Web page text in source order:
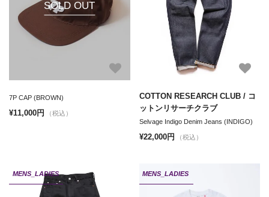
SOLD OUT
7P CAP (BROWN)
¥11,000円 （税込）
COTTON RESEARCH CLUB / コ
ットンリサーチクラブ
Selvage Indigo Denim Jeans (INDIGO)
¥22,000円 （税込）
MENS_LADIES MENS_LADIES